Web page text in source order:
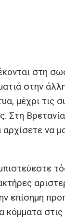
στη
στην
μέχρι τις
Στη
να
επίσημη